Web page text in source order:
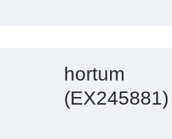
hortum
(EX245881)